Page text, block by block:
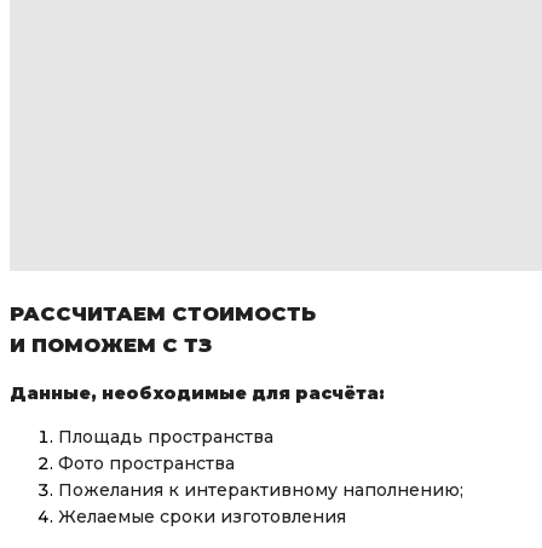
РАССЧИТАЕМ СТОИМОСТЬ
И ПОМОЖЕМ С ТЗ
Данные, необходимые для расчёта:
Площадь пространства
Фото пространства
Пожелания к интерактивному наполнению;
Желаемые сроки изготовления